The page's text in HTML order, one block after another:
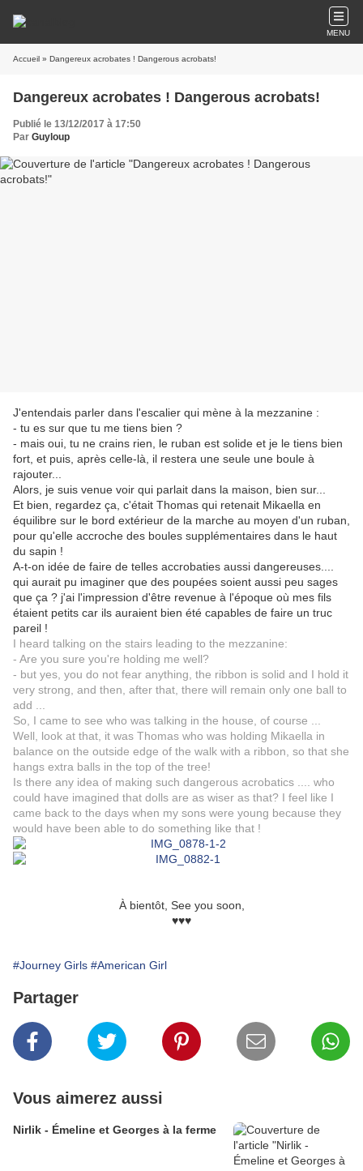
MENU
Accueil » Dangereux acrobates ! Dangerous acrobats!
Dangereux acrobates ! Dangerous acrobats!
Publié le 13/12/2017 à 17:50
Par Guyloup
J'entendais parler dans l'escalier qui mène à la mezzanine :
- tu es sur que tu me tiens bien ?
- mais oui, tu ne crains rien, le ruban est solide et je le tiens bien
fort, et puis, après celle-là, il restera une seule une boule à
rajouter...
Alors, je suis venue voir qui parlait dans la maison, bien sur...
Et bien, regardez ça, c'était Thomas qui retenait Mikaella en
équilibre sur le bord extérieur de la marche au moyen d'un ruban,
pour qu'elle accroche des boules supplémentaires dans le haut
du sapin !
A-t-on idée de faire de telles accrobaties aussi dangereuses....
qui aurait pu imaginer que des poupées soient aussi peu sages
que ça ? j'ai l'impression d'être revenue à l'époque où mes fils
étaient petits car ils auraient bien été capables de faire un truc
pareil !
I heard talking on the stairs leading to the mezzanine:
- Are you sure you're holding me well?
- but yes, you do not fear anything, the ribbon is solid and I hold it
very strong, and then, after that, there will remain only one ball to
add ...
So, I came to see who was talking in the house, of course ...
Well, look at that, it was Thomas who was holding Mikaella in
balance on the outside edge of the walk with a ribbon, so that she
hangs extra balls in the top of the tree!
Is there any idea of making such dangerous acrobatics .... who
could have imagined that dolls are as wiser as that? I feel like I
came back to the days when my sons were young because they
would have been able to do something like that !
À bientôt, See you soon,
♥♥♥
#Journey Girls #American Girl
Partager
Vous aimerez aussi
Nirlik - Émeline et Georges à la ferme